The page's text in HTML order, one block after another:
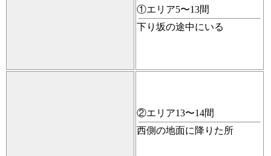
①エリア5〜13間
下り坂の途中にいる
②エリア13〜14間
西側の地面に降りた所